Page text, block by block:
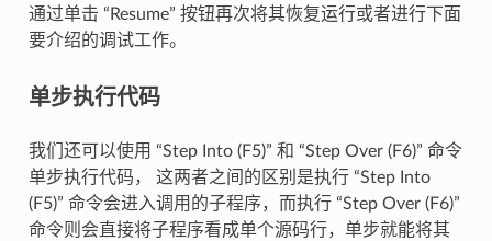
通过单击 “Resume” 按钮再次将其恢复运行或者进行下面
要介绍的调试工作。
单步执行代码
我们还可以使用 “Step Into (F5)” 和 “Step Over (F6)” 命令
单步执行代码， 这两者之间的区别是执行 “Step Into
(F5)” 命令会进入调用的子程序，而执行 “Step Over (F6)”
命令则会直接将子程序看成单个源码行，单步就能将其